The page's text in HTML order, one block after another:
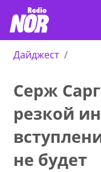
Дайджест
Серж
резкой
не будет